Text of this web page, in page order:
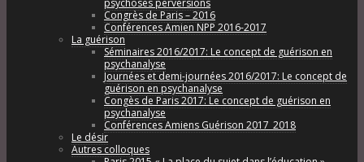
psychoses perversions
Congrès de Paris – 2016
Conférences Amien NPP 2016-2017
La guérison
Séminaires 2016/2017: Le concept de guérison en
psychanalyse
Journées et demi-journées 2016/2017: Le concept de
guérison en psychanalyse
Congès de Paris 2017: Le concept de guérison en
psychanalyse
Conférences Amiens Guérison 2017_2018
Le désir
Autres colloques